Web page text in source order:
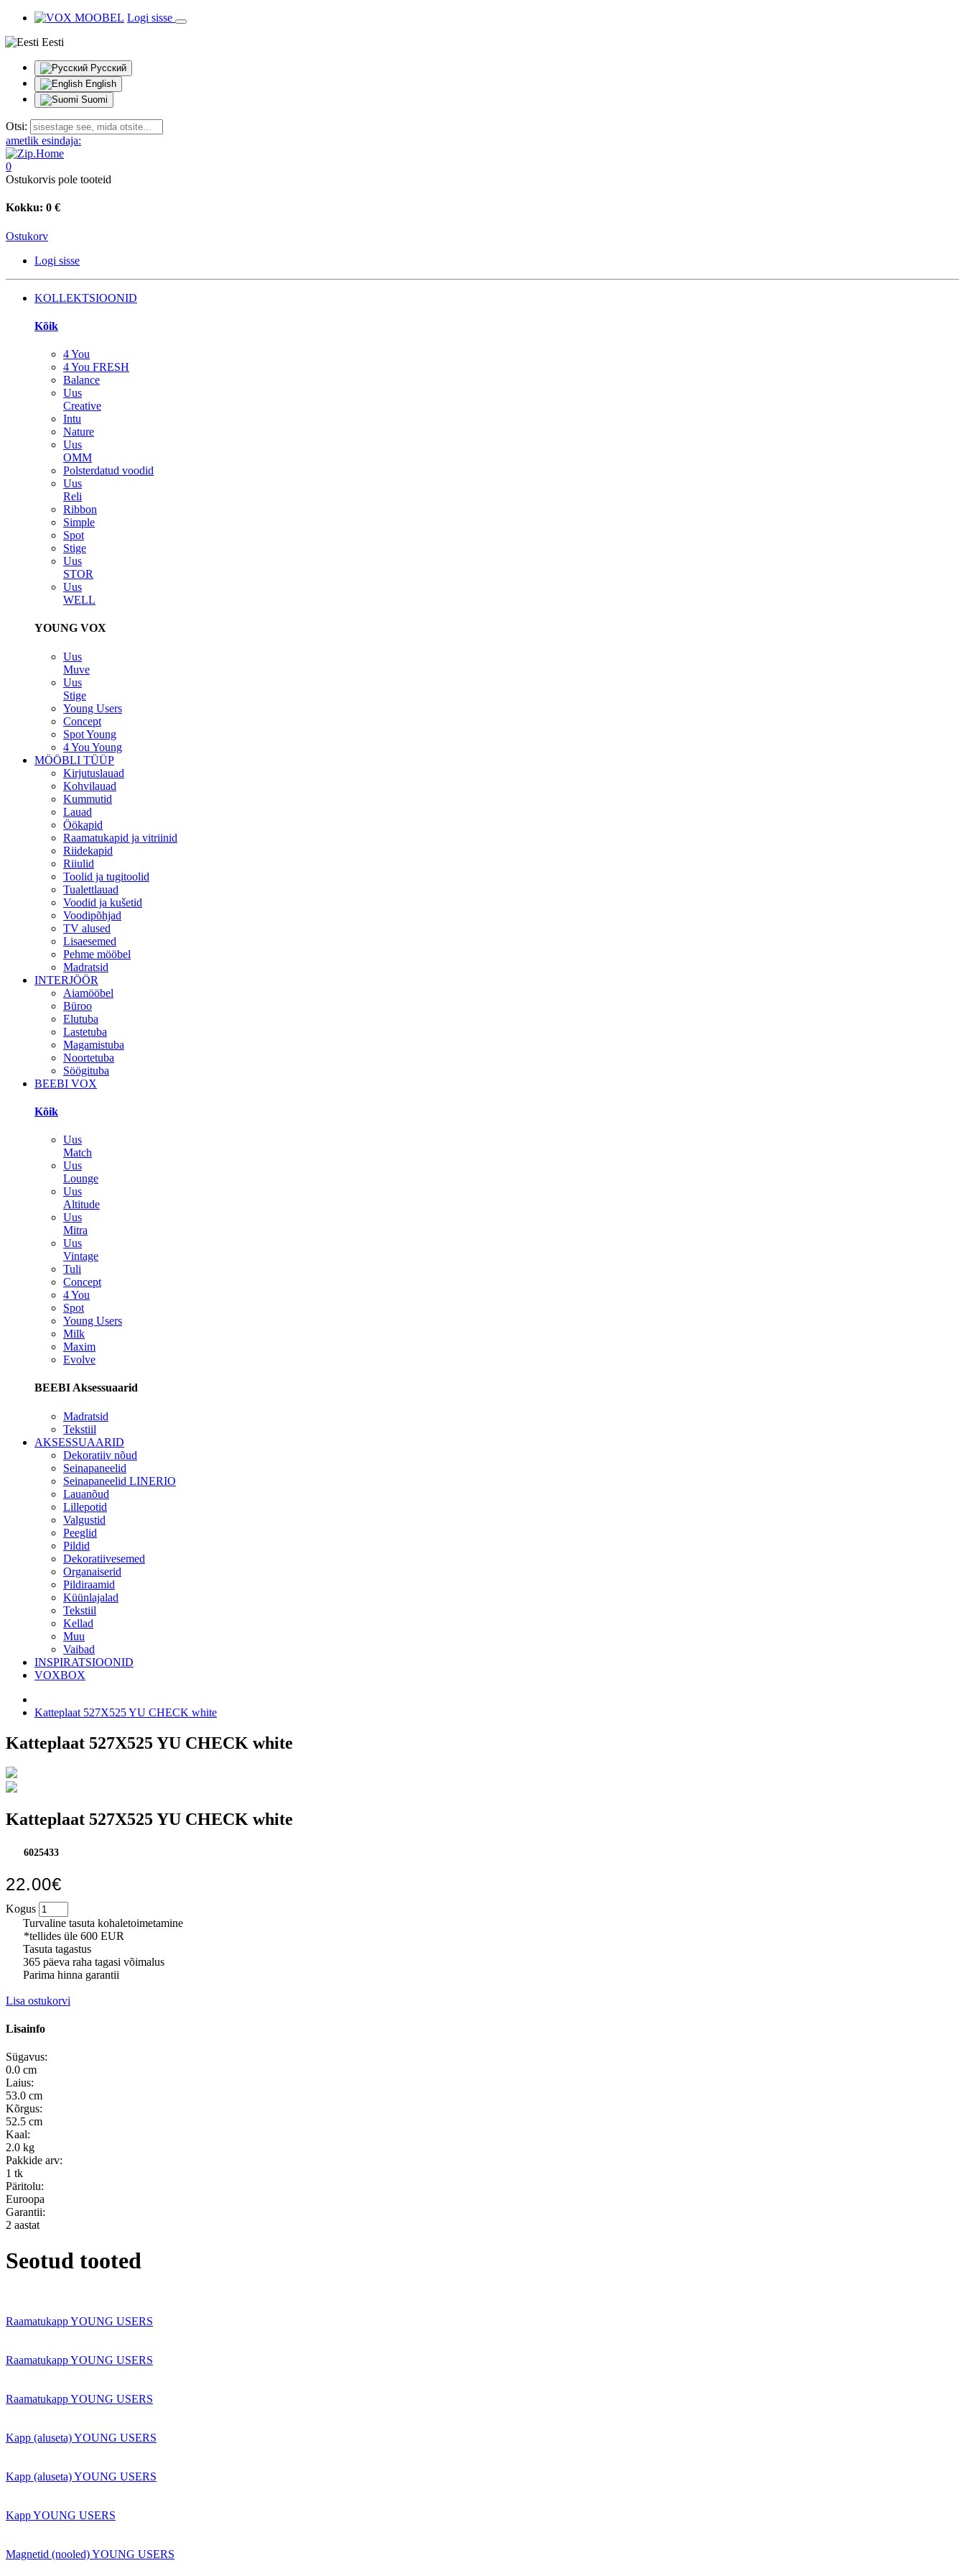
Logi sisse
Eesti
Русский
English
Suomi
Otsi:
ametlik esindaja:
0
Ostukorvis pole tooteid
Kokku: 0 €
Ostukorv
Logi sisse
KOLLEKTSIOONID
Kõik
4 You
4 You FRESH
Balance
Uus
Creative
Intu
Nature
Uus
OMM
Polsterdatud voodid
Uus
Reli
Ribbon
Simple
Spot
Stige
Uus
STOR
Uus
WELL
YOUNG VOX
Uus
Muve
Uus
Stige
Young Users
Concept
Spot Young
4 You Young
MÖÖBLI TÜÜP
Kirjutuslauad
Kohvilauad
Kummutid
Lauad
Öökapid
Raamatukapid ja vitriinid
Riidekapid
Riiulid
Toolid ja tugitoolid
Tualettlauad
Voodid ja kušetid
Voodipõhjad
TV alused
Lisaesemed
Pehme mööbel
Madratsid
INTERJÖÖR
Aiamööbel
Büroo
Elutuba
Lastetuba
Magamistuba
Noortetuba
Söögituba
BEEBI VOX
Kõik
Uus
Match
Uus
Lounge
Uus
Altitude
Uus
Mitra
Uus
Vintage
Tuli
Concept
4 You
Spot
Young Users
Milk
Maxim
Evolve
BEEBI Aksessuaarid
Madratsid
Tekstiil
AKSESSUAARID
Dekoratiiv nõud
Seinapaneelid
Seinapaneelid LINERIO
Lauanõud
Lillepotid
Valgustid
Peeglid
Pildid
Dekoratiivesemed
Organaiserid
Pildiraamid
Küünlajalad
Tekstiil
Kellad
Muu
Vaibad
INSPIRATSIOONID
VOXBOX
Katteplaat 527X525 YU CHECK white
Katteplaat 527X525 YU CHECK white
Katteplaat 527X525 YU CHECK white
6025433
22.00€
Kogus
Turvaline tasuta kohaletoimetamine
*tellides üle 600 EUR
Tasuta tagastus
365 päeva raha tagasi võimalus
Parima hinna garantii
Lisa ostukorvi
Lisainfo
Sügavus:
0.0 cm
Laius:
53.0 cm
Kõrgus:
52.5 cm
Kaal:
2.0 kg
Pakkide arv:
1 tk
Päritolu:
Euroopa
Garantii:
2 aastat
Seotud tooted
Raamatukapp YOUNG USERS
Raamatukapp YOUNG USERS
Raamatukapp YOUNG USERS
Kapp (aluseta) YOUNG USERS
Kapp (aluseta) YOUNG USERS
Kapp YOUNG USERS
Magnetid (nooled) YOUNG USERS